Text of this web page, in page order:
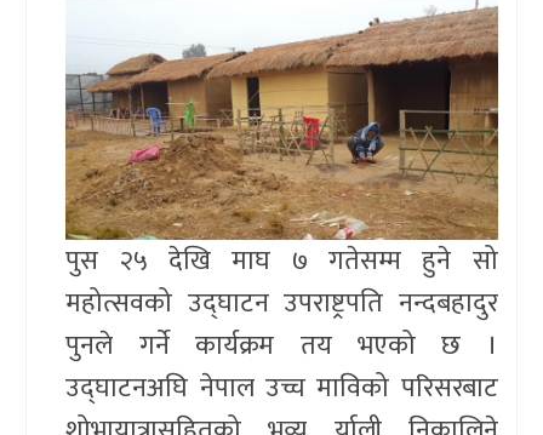
पुस २५ देखि माघ ७ गतेसम्म हुने सो
महोत्सवको उद्घाटन उपराष्ट्रपति नन्दबहादुर
पुनले गर्ने कार्यक्रम तय भएको छ ।
उद्घाटनअघि नेपाल उच्च माविको परिसरबाट